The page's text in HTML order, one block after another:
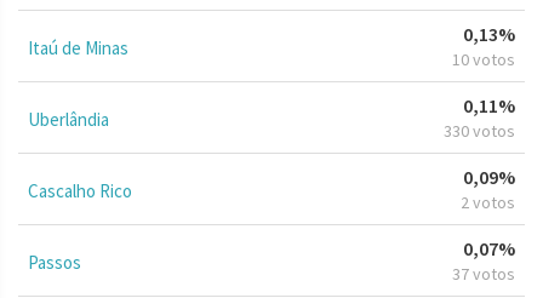
Itaú de Minas
0,13%
10 votos
Uberlândia
0,11%
330 votos
Cascalho Rico
0,09%
2 votos
Passos
0,07%
37 votos